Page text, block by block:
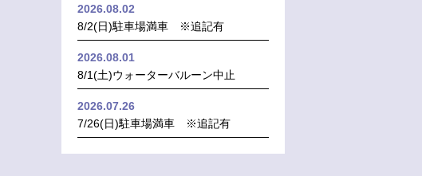
2026.08.02
8/2(日)駐車場満車 ※追記有
2026.08.01
8/1(土)ウォーターバルーン中止
2026.07.26
7/26(日)駐車場満車 ※追記有